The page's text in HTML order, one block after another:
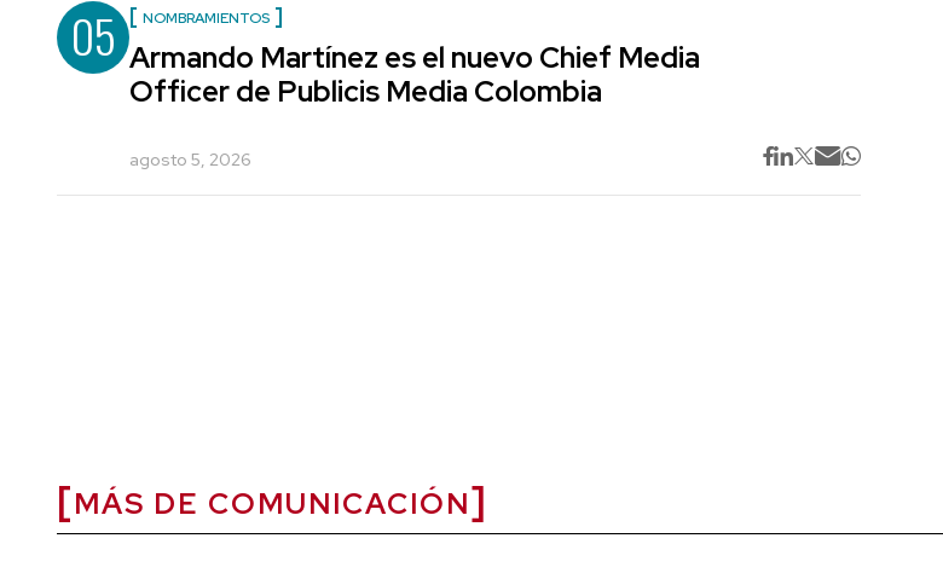
05 NOMBRAMIENTOS
Armando Martínez es el nuevo Chief Media
Officer de Publicis Media Colombia
agosto 5, 2026
MÁS DE COMUNICACIÓN